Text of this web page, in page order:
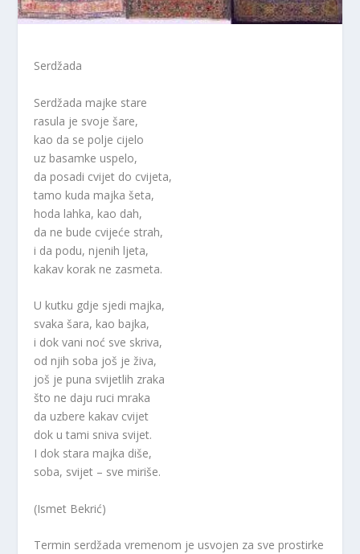
Serdžada
Serdžada majke stare
rasula je svoje šare,
kao da se polje cijelo
uz basamke uspelo,
da posadi cvijet do cvijeta,
tamo kuda majka šeta,
hoda lahka, kao dah,
da ne bude cvijeće strah,
i da podu, njenih ljeta,
kakav korak ne zasmeta.
U kutku gdje sjedi majka,
svaka šara, kao bajka,
i dok vani noć sve skriva,
od njih soba još je živa,
još je puna svijetlih zraka
što ne daju ruci mraka
da uzbere kakav cvijet
dok u tami sniva svijet.
I dok stara majka diše,
soba, svijet – sve miriše.
(Ismet Bekrić)
Termin serdžada vremenom je usvojen za sve prostirke